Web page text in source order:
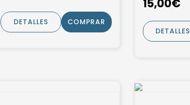
DETALLES COMPRAR
15,00€
DETALLES